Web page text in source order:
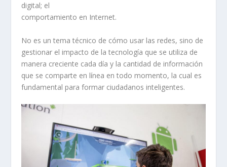
digital; el
comportamiento en Internet.
No es un tema técnico de cómo usar las redes, sino de
gestionar el impacto de la tecnología que se utiliza de
manera creciente cada día y la cantidad de información
que se comparte en línea en todo momento, la cual es
fundamental para formar ciudadanos inteligentes.